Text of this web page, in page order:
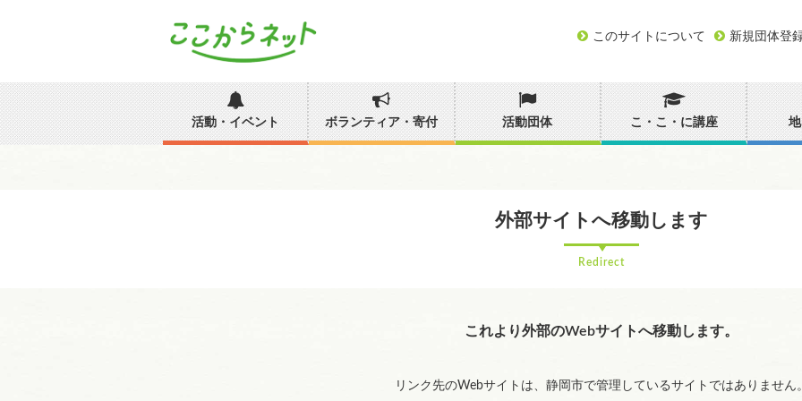
このサイトについて 新規団体登
活動・イベント ボランティア・寄付 活動団体 こ・こ・に講座
外部サイトへ移動します
Redirect
これより外部のWebサイトへ移動します。
リンク先のWebサイトは、静岡市で管理しているサイトではありません